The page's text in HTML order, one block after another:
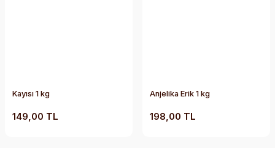
Kayısı 1 kg
149,00 TL
Anjelika Erik 1 kg
198,00 TL